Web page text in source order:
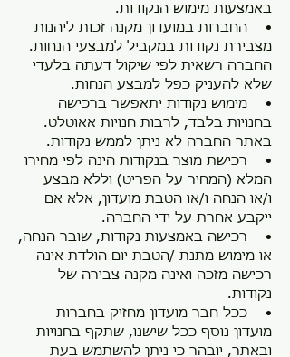
באמצעות מימוש הנקודות.
• החברות במועדון מקנה זכות ליהנות
מצבירת נקודות במקביל למבצעי הנחות.
החברה רשאית לפי שיקול דעתה בלעדי
שלא להעניק כפל למבצע הנחות.
• מימוש נקודות יתאפשר ברכישה
בחנויות בלבד, לרבות חנויות אאוטלט.
באתר החברה לא ניתן לממש נקודות.
• רכישת מוצר בנקודות הינה לפי מחירו
המלא (המחיר על הפריט) וללא מבצע
ו/או הנחה ו/או הטבת מועדון, אלא אם
ייקבע אחרת על ידי החברה.
• רכישה באמצעות נקודות, שובר הנחה,
או מימוש מתנת /הטבת יום הולדת אינה
רכישה מזכה ואינה מקנה צבירה של
נקודות.
• ככל חבר מועדון מחזיק בחברות
מועדון נוסף ככל שישנו, שתקף בחנויות
ובאתר, יובהר כי ניתן להשתמש בעת